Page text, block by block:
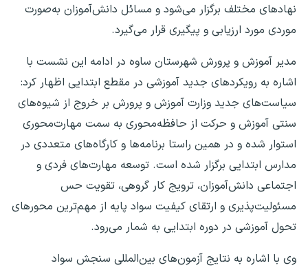
نهادهای مختلف برگزار می‌شود و مسائل دانش‌آموزان به‌صورت
موردی مورد ارزیابی و پیگیری قرار می‌گیرد.
مدیر آموزش و پرورش شهرستان ساوه در ادامه این نشست با
اشاره به رویکردهای جدید آموزشی در مقطع ابتدایی اظهار کرد:
سیاست‌های جدید وزارت آموزش و پرورش بر خروج از شیوه‌های
سنتی آموزش و حرکت از حافظه‌محوری به سمت مهارت‌محوری
استوار شده و در همین راستا برنامه‌ها و کارگاه‌های متعددی در
مدارس ابتدایی برگزار شده است. توسعه مهارت‌های فردی و
اجتماعی دانش‌آموزان، ترویج کار گروهی، تقویت حس
مسئولیت‌پذیری و ارتقای کیفیت سواد پایه از مهم‌ترین محورهای
تحول آموزشی در دوره ابتدایی به شمار می‌رود.
وی با اشاره به نتایج آزمون‌های بین‌المللی سنجش سواد